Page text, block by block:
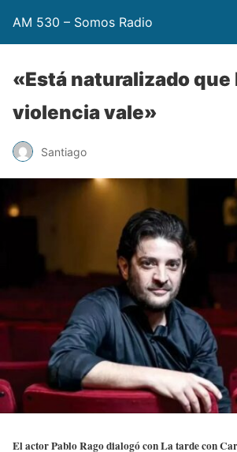
AM 530 – Somos Radio
«Está naturalizado que
violencia vale»
Santiago
El actor Pablo Rago dialogó con La tarde con